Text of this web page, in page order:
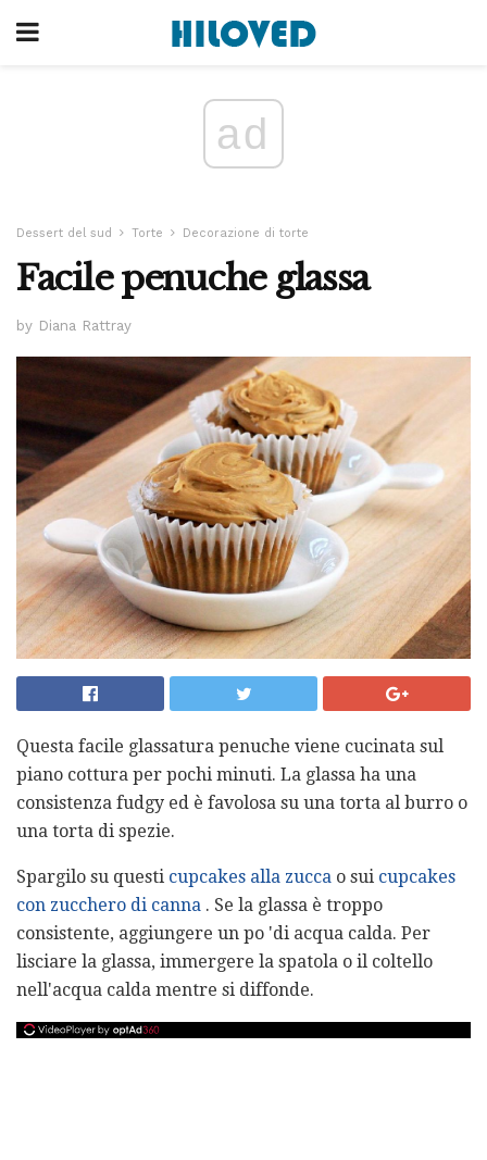
ad
Dessert del sud Torte Decorazione di torte
Facile penuche glassa
by Diana Rattray
Questa facile glassatura penuche viene cucinata sul
piano cottura per pochi minuti. La glassa ha una
consistenza fudgy ed è favolosa su una torta al burro o
una torta di spezie.
Spargilo su questi cupcakes alla zucca o sui cupcakes
con zucchero di canna . Se la glassa è troppo
consistente, aggiungere un po 'di acqua calda. Per
lisciare la glassa, immergere la spatola o il coltello
nell'acqua calda mentre si diffonde.